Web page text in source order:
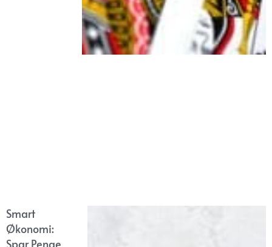
Smart
Økonomi:
Spar Penge